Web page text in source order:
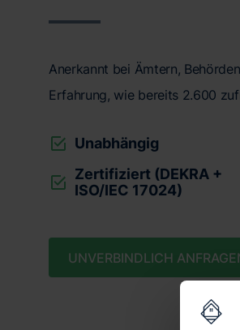
Anerkannt bei Ämtern,
Erfahrung, wie bereits 2.600
Unabhängig
Zertifiziert (DEKRA +
ISO/IEC 17024)
UNVERBINDLICH